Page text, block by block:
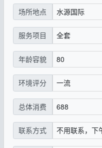
场所地点 水源国际
服务项目 全套
年龄容貌 80
环境评分 一流
总体消费 688
联系方式 不用联系，下